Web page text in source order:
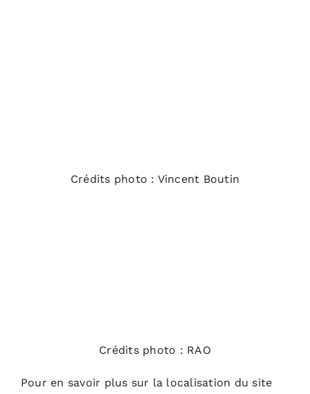
Crédits photo : Vincent Boutin
Crédits photo : RAO
Pour en savoir plus sur la localisation du site